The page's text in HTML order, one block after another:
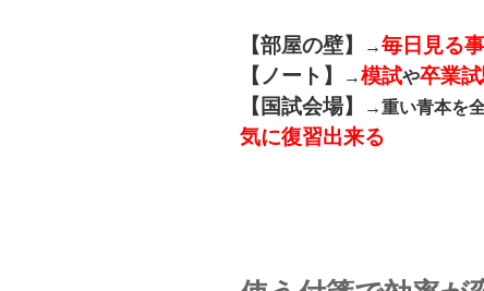
【部屋の壁】 →毎日見る事
【ノート】 →模試や卒業
【国試会場】 →重い青本を
気に復習出来る